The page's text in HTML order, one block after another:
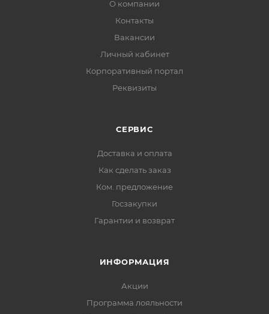
О компании
Контакты
Вакансии
Личный кабинет
Корпоративный портал
Реквизиты
СЕРВИС
Доставка и оплата
Как сделать заказ
Ком. предложение
Госзакупки
Гарантии и возврат
ИНФОРМАЦИЯ
Акции
Программа лояльности